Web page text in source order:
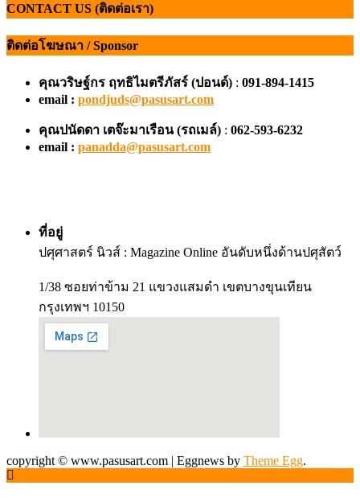
CONTACT US (ติดต่อเรา)
ติดต่อโฆษณา / Sponsor
คุณวริษฐ์กร ฤทธิไมตรีภัสร์ (ปอนด์) : 091-894-1415
email : pondjuds@pasusart.com
คุณปนัดดา เตจ๊ะมาเรือน (รถเมล์) : 062-593-6232
email : panadda@pasusart.com
ที่อยู่
ปศุศาสตร์ นิวส์ : Magazine Online อันดับหนึ่งด้านปศุสัตว์
1/38 ซอยท่าข้าม 21 แขวงแสมดำ เขตบางขุนเทียน
กรุงเทพฯ 10150
copyright © www.pasusart.com | Eggnews by Theme Egg.